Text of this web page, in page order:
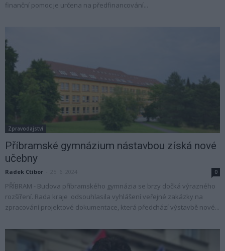
finanční pomoc je určena na předfinancování...
Zpravodajství
Příbramské gymnázium nástavbou získá nové
učebny
Radek Ctibor 0
PŘÍBRAM - Budova příbramského gymnázia se brzy dočká výrazného
rozšíření. Rada kraje odsouhlasila vyhlášení veřejné zakázky na
zpracování projektové dokumentace, která předchází výstavbě nové...